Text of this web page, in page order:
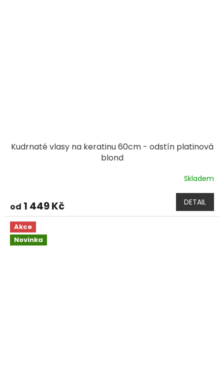
Kudrnaté vlasy na keratinu 60cm - odstín platinová
blond
Skladem
od 1 449 Kč DETAIL
Akce
Novinka